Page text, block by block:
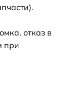
отказ в
при